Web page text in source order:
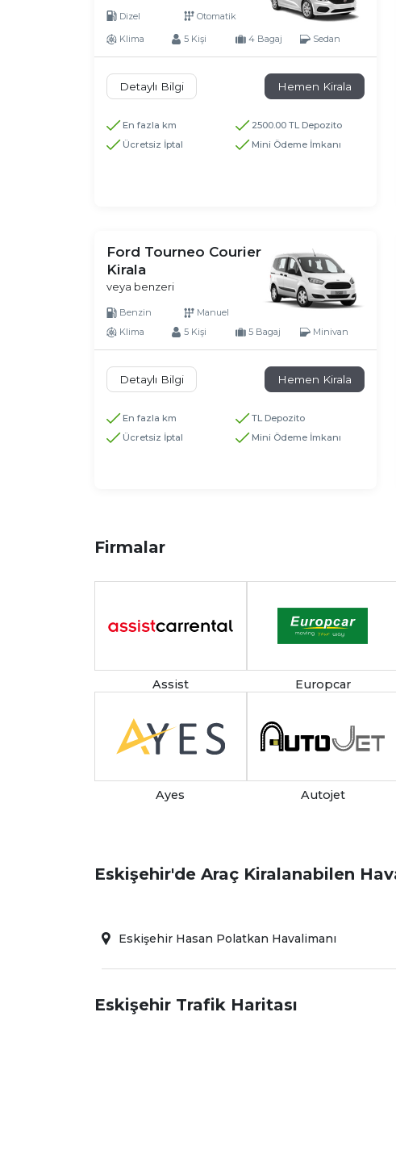
Dizel Otomatik
Klima 5 Kişi 4 Bagaj Sedan
Detaylı Bilgi Hemen Kirala
En fazla km
2500.00 TL Depozito
Ücretsiz İptal
Mini Ödeme İmkanı
Ford Tourneo Courier
Kirala
veya benzeri
Benzin
Manuel
Klima
5 Kişi 5 Bagaj Minivan
Detaylı Bilgi Hemen Kirala
En fazla km
TL Depozito
Ücretsiz İptal
Mini Ödeme İmkanı
Firmalar
Assist Europcar
Ayes Autojet
Eskişehir'de Araç Kiralanabilen
Eskişehir Hasan Polatkan Havalimanı
Eskişehir Trafik Haritası